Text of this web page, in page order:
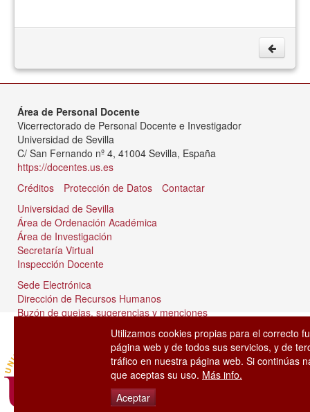
Área de Personal Docente
Vicerrectorado de Personal Docente e Investigador
Universidad de Sevilla
C/ San Fernando nº 4, 41004 Sevilla, España
https://docentes.us.es
Créditos
Protección de Datos
Contactar
Universidad de Sevilla
Área de Ordenación Académica
Área de Investigación
Secretaría Virtual
Inspección Docente
Sede Electrónica
Dirección de Recursos Humanos
Buzón de quejas, sugerencias y menciones
Utilizamos cookies propias para el correcto
página web y de todos sus servicios, y de
tráfico en nuestra página web. Si continúas
que aceptas su uso. Más info.
Aceptar